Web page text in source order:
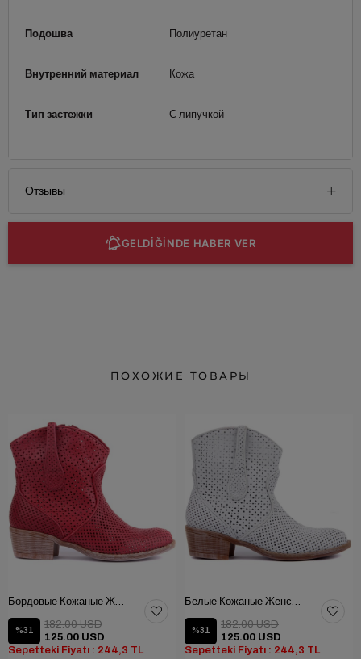
Подошва Полиуретан
Внутренний материал Кожа
Тип застежки С липучкой
Отзывы
GELDİĞİNDE HABER VER
ПОХОЖИЕ ТОВАРЫ
%31
125.00 USD
182.00 USD
Sepetteki Fiyatı : 244,3 TL
%31
125.00 USD
182.00 USD
Sepetteki Fiyatı : 244,3 TL